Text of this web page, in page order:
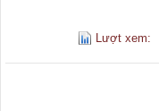
Lượt xem: